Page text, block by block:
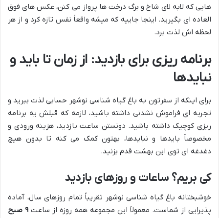
هایی که لابه لای شاخ و برگ درخت ها پرواز می کنن، عکس های فوق
العاده ای بگیرید. اینجا جاییه که میشه واقعاً نفس تازه کرد و از هر
لحظه اش لذت برد.
برنامه ریزی برای بازدید: از زمان تا باید و
نبایدها
برای اینکه از سفرتون به باغ گیاه شناسی نوشهر حسابی لذت ببرید و
تجربه ای فراموش نشدنی داشته باشید، لازمه که قبلش یه برنامه
ریزی کوچیک داشته باشید. دونستن ساعت بازدید، هزینه ورودی و
مخصوصاً بایدها و نبایدها، بهتون کمک می کنه تا بدون هیچ
دغدغه ای توی این بهشت قدم بزنید.
کی بریم؟ ساعات و روزهای بازدید
خوشبختانه باغ گیاه شناسی نوشهر تقریباً تمام روزهای سال، آماده
پذیرایی از شماست. معمولاً این مجموعه همه روزه از ساعت
۹ صبح